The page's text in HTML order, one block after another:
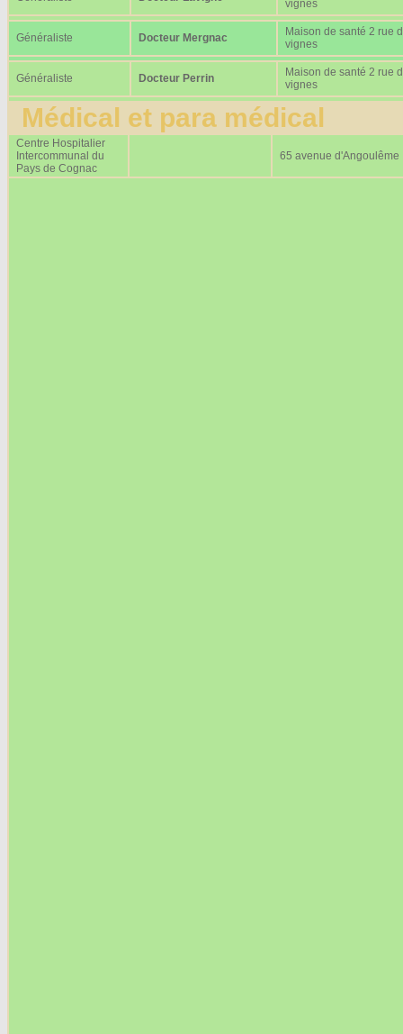
vignes
Généraliste Docteur Mergnac
Maison de santé 2 rue
vignes
Généraliste Docteur Perrin
Maison de santé 2 rue
vignes
Médical et para médical
Centre Hospitalier
Intercommunal du
Pays de Cognac
65 avenue d'Angoulême